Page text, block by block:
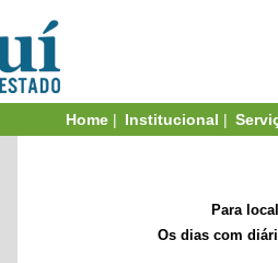
Home | Institucional |
Para
Os dias com